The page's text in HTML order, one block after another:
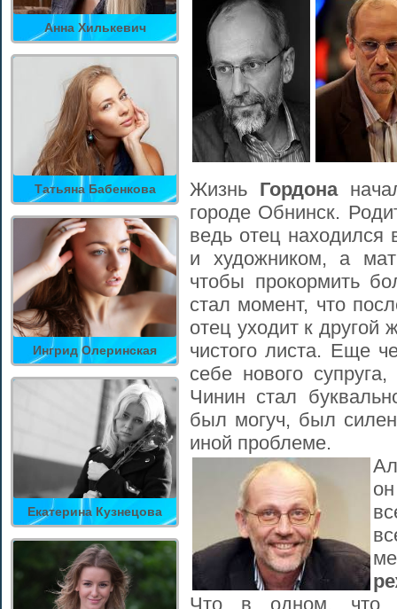
Анна Хилькевич
Татьяна Бабенкова
Ингрид Олеринская
Екатерина Кузнецова
Жизнь Гордона
городе Обнинск.
ведь отец
и художником, а
чтобы прокормить
стал момент, что
отец уходит к другой
чистого листа. Еще
себе нового
Чинин стал
был могуч, был
иной проблеме.
Что в одном, что